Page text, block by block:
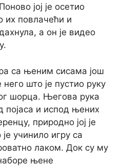
јој је осетио
повлачећи и
а он је видео
са њеним сисама још
што је пустио руку
шорца. Његова рука
појаса и испод њених
природно јој је
учинило игру са
лаком. Док су му
њене